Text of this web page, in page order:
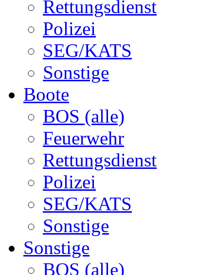
Rettungsdienst
Polizei
SEG/KATS
Sonstige
Boote
BOS (alle)
Feuerwehr
Rettungsdienst
Polizei
SEG/KATS
Sonstige
Sonstige
BOS (alle)